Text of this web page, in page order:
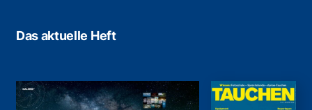
Das aktuelle Heft